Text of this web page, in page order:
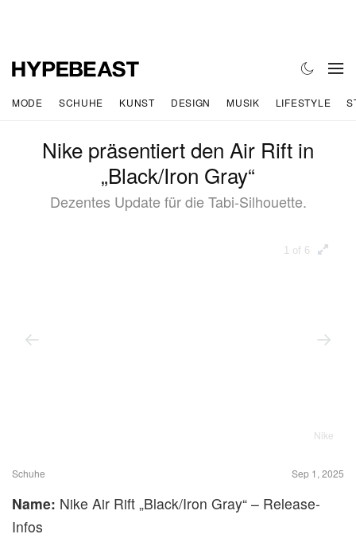
MODE SCHUHE KUNST DESIGN MUSIK LIFESTYLE
Nike präsentiert den Air Rift in
„Black/Iron Gray“
Dezentes Update für die Tabi-Silhouette.
1 of 6
Nike
Schuhe Sep 1, 2025
Name: Nike Air Rift „Black/Iron Gray“ – Release-
Infos